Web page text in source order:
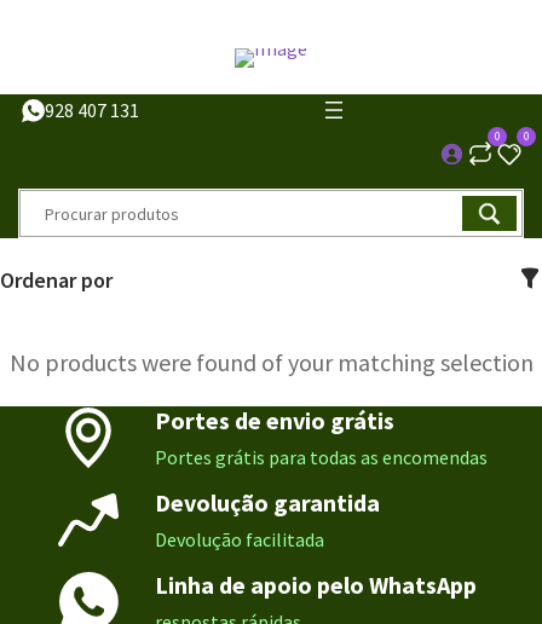
928 407 131
0 0
Ordenar por
No products were found of your matching selection
Portes de envio grátis
Portes grátis para todas as encomendas
Devolução garantida
Devolução facilitada
Linha de apoio pelo WhatsApp